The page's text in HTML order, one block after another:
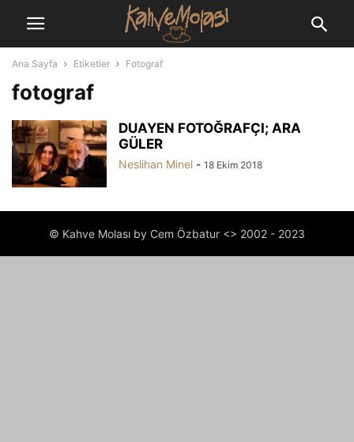
Ana Sayfa Etiketler Fotograf
fotograf
DUAYEN FOTOĞRAFÇI; ARA
GÜLER
Neslihan Minel - 18 Ekim 2018
© Kahve Molası by Cem Özbatur <> 2002 - 2023